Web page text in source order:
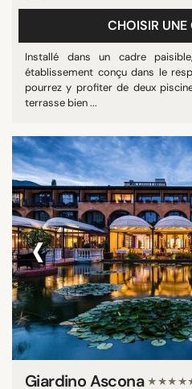
CHOISIR UNE
Installé dans un cadre
établissement conçu dans le
pourrez y profiter de deux
terrasse bien ...
‹
Giardino Ascona